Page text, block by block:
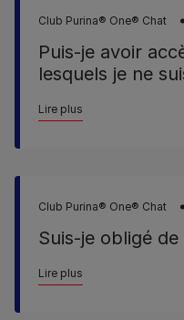
Club Purina® One® Chat
Puis-je avoir
lesquels je ne
Lire plus
Club Purina® One® Chat
Suis-je obligé
Lire plus